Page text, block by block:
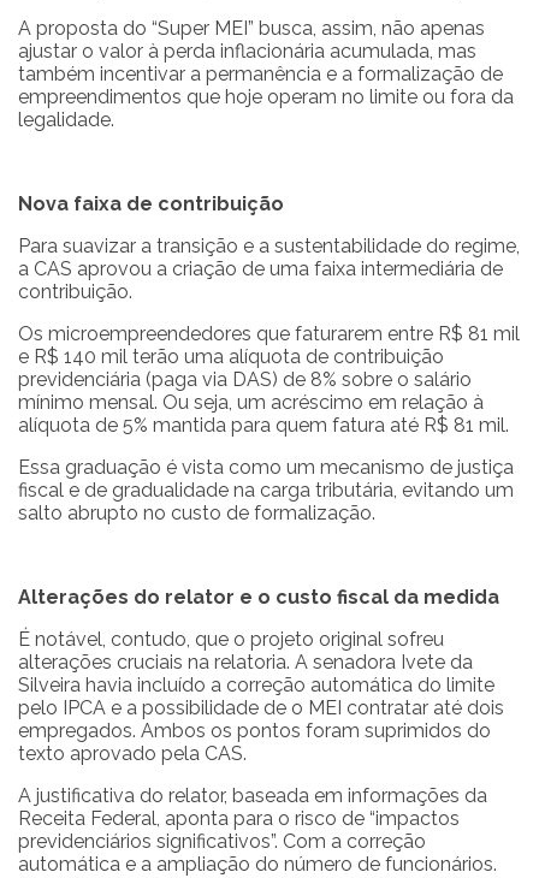
A proposta do “Super MEI” busca, assim, não apenas
ajustar o valor à perda inflacionária acumulada, mas
também incentivar a permanência e a formalização de
empreendimentos que hoje operam no limite ou fora da
legalidade.
Nova faixa de contribuição
Para suavizar a transição e a sustentabilidade do regime,
a CAS aprovou a criação de uma faixa intermediária de
contribuição.
Os microempreendedores que faturarem entre R$ 81 mil
e R$ 140 mil terão uma alíquota de contribuição
previdenciária (paga via DAS) de 8% sobre o salário
mínimo mensal. Ou seja, um acréscimo em relação à
alíquota de 5% mantida para quem fatura até R$ 81 mil.
Essa graduação é vista como um mecanismo de justiça
fiscal e de gradualidade na carga tributária, evitando um
salto abrupto no custo de formalização.
Alterações do relator e o custo fiscal da medida
É notável, contudo, que o projeto original sofreu
alterações cruciais na relatoria. A senadora Ivete da
Silveira havia incluído a correção automática do limite
pelo IPCA e a possibilidade de o MEI contratar até dois
empregados. Ambos os pontos foram suprimidos do
texto aprovado pela CAS.
A justificativa do relator, baseada em informações da
Receita Federal, aponta para o risco de “impactos
previdenciários significativos”. Com a correção
automática e a ampliação do número de funcionários.